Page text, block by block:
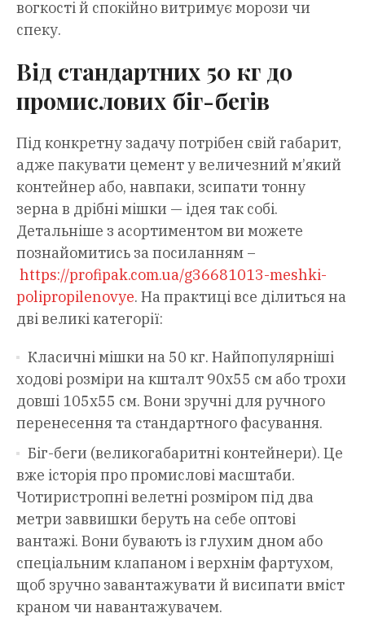
вогкості й спокійно витримує морози чи
спеку.
Від стандартних 50 кг до
промислових біг-бегів
Під конкретну задачу потрібен свій габарит,
адже пакувати цемент у величезний м’який
контейнер або, навпаки, зсипати тонну
зерна в дрібні мішки — ідея так собі.
Детальніше з асортиментом ви можете
познайомитись за посиланням –
https://profipak.com.ua/g36681013-meshki-
polipropilenovye. На практиці все ділиться на
дві великі категорії:
Класичні мішки на 50 кг. Найпопулярніші
ходові розміри на кшталт 90х55 см або трохи
довші 105х55 см. Вони зручні для ручного
перенесення та стандартного фасування.
Біг-беги (великогабаритні контейнери). Це
вже історія про промислові масштаби.
Чотиристропні велетні розміром під два
метри заввишки беруть на себе оптові
вантажі. Вони бувають із глухим дном або
спеціальним клапаном і верхнім фартухом,
щоб зручно завантажувати й висипати вміст
краном чи навантажувачем.